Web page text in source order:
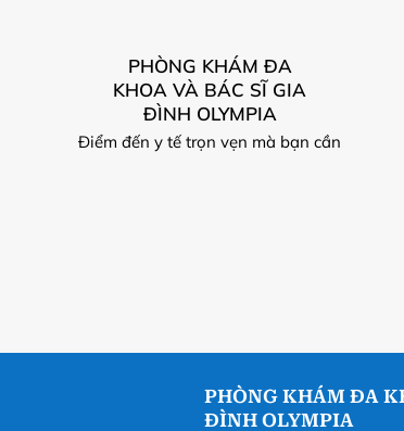
PHÒNG KHÁM ĐA
KHOA VÀ BÁC SĨ GIA
ĐÌNH OLYMPIA
Điểm đến y tế trọn vẹn mà bạn cần
PHÒNG KHÁM ĐA
ĐÌNH OLYMPIA